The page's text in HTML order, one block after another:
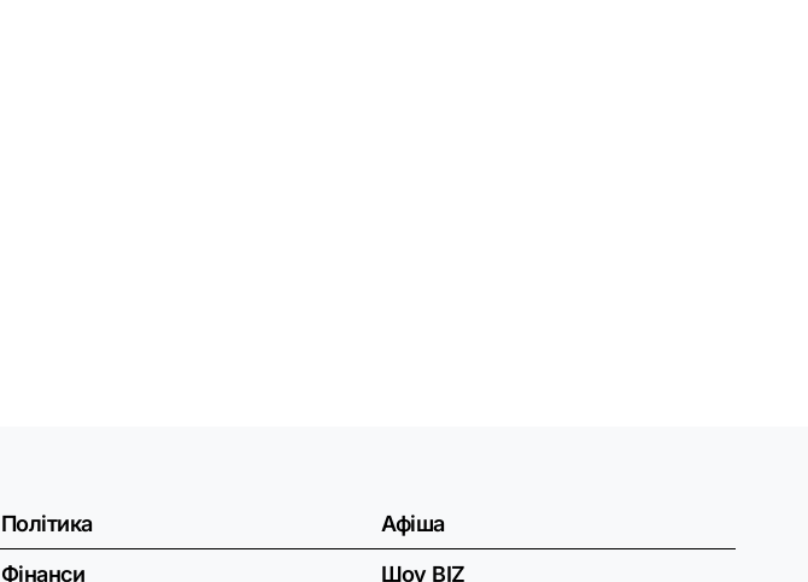
Політика
Фінанси
Афіша
Шоу BIZ